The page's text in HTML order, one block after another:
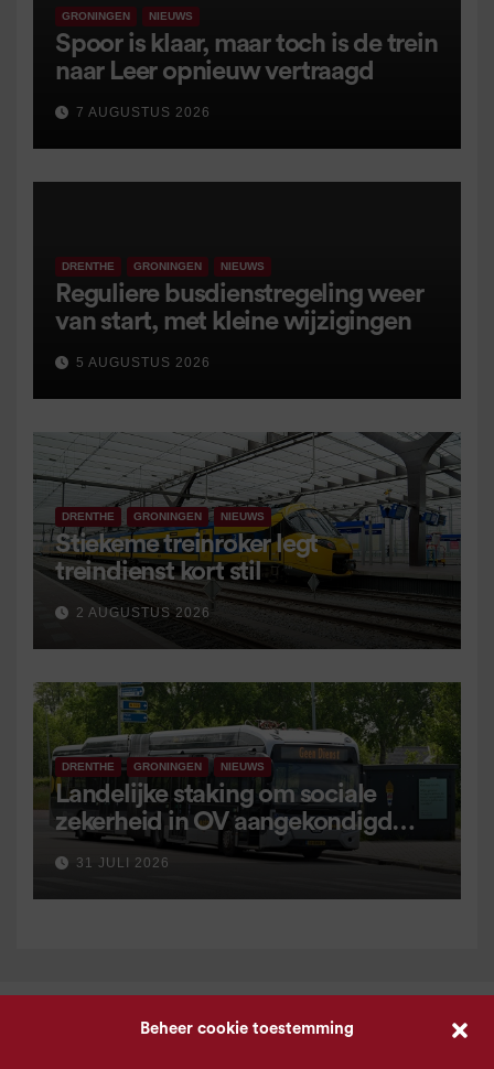
Beheer cookie toestemming
GRONINGEN NIEUWS
Spoor is klaar, maar toch is de trein
naar Leer opnieuw vertraagd
7 AUGUSTUS 2026
DRENTHE GRONINGEN NIEUWS
Reguliere busdienstregeling weer
van start, met kleine wijzigingen
5 AUGUSTUS 2026
DRENTHE GRONINGEN NIEUWS
Stiekeme treinroker legt
treindienst kort stil
2 AUGUSTUS 2026
DRENTHE GRONINGEN NIEUWS
Landelijke staking om sociale
zekerheid in OV aangekondigd
voor 9 september
31 JULI 2026